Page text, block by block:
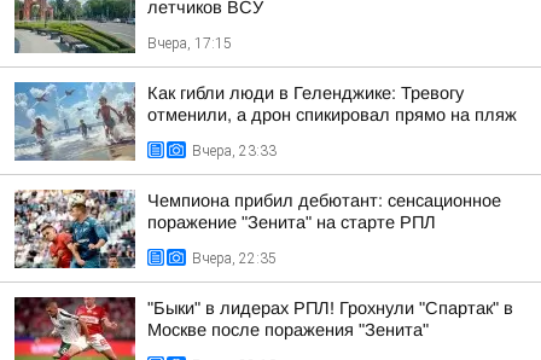
летчиков ВСУ
Вчера, 17:15
Как гибли люди в Геленджике: Тревогу
отменили, а дрон спикировал прямо на пляж
Вчера, 23:33
Чемпиона прибил дебютант: сенсационное
поражение "Зенита" на старте РПЛ
Вчера, 22:35
"Быки" в лидерах РПЛ! Грохнули "Спартак" в
Москве после поражения "Зенита"